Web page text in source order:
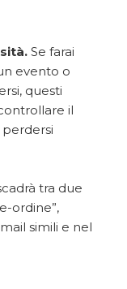
Se farai
evento o
questi
il
tra due
ordine”,
simili e nel